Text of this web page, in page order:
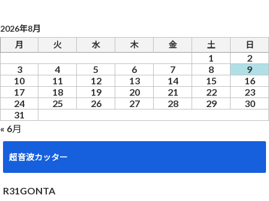
2026年8月
月
火 水 木 金 土 日
1
2
3
4 5 6 7 8
9
10
11 12 13 14 15
16
17
18 19 20 21 22
23
24
25 26 27 28 29
30
31
« 6月
超音波カッター
R31GONTA